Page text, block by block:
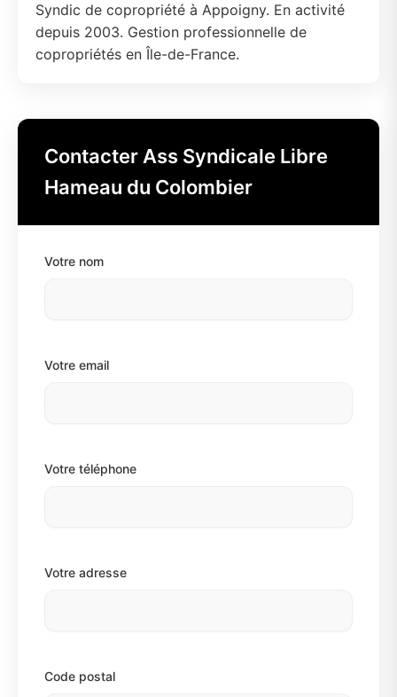
Syndic de copropriété à Appoigny. En activité
depuis 2003. Gestion professionnelle de
copropriétés en Île-de-France.
Contacter Ass Syndicale Libre
Hameau du Colombier
Votre nom
Votre email
Votre téléphone
Votre adresse
Code postal